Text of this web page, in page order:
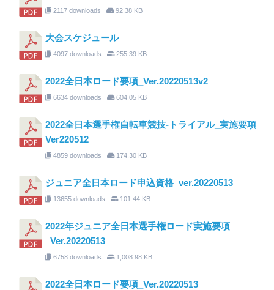
2117 downloads 92.38 KB
大会スケジュール
4097 downloads 255.39 KB
2022全日本ロード要項_Ver.20220513v2
6634 downloads 604.05 KB
2022全日本選手権自転車競技-トライアル_実施要項
Ver220512
4859 downloads 174.30 KB
ジュニア全日本ロード申込資格_ver.20220513
13655 downloads 101.44 KB
2022年ジュニア全日本選手権ロード実施要項
_Ver.20220513
6758 downloads 1,008.98 KB
2022全日本ロード要項_Ver.20220513